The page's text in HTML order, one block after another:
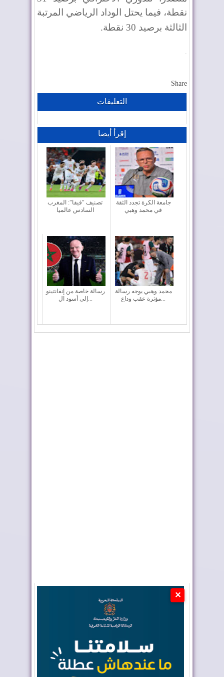
نقطة، فيما يحتل الوداد الرياضي المرتبة
الثالثة برصيد 30 نقطة
.
.
Share
التعليقات
إقرأ أيضا
تصنيف "فيفا": المغرب
السادس عالميا
جامعة الكرة تجدد الثقة
في محمد وهبي
رسالة خاصة من إنفانتينو
إلى أسود ال...
محمد وهبي يوجه رسالة
مؤثرة عقب وداع...
✕